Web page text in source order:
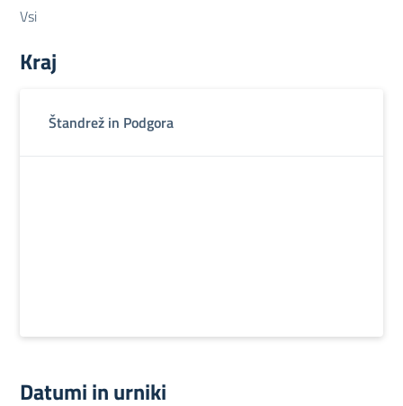
Vsi
Kraj
Štandrež in Podgora
Datumi in urniki